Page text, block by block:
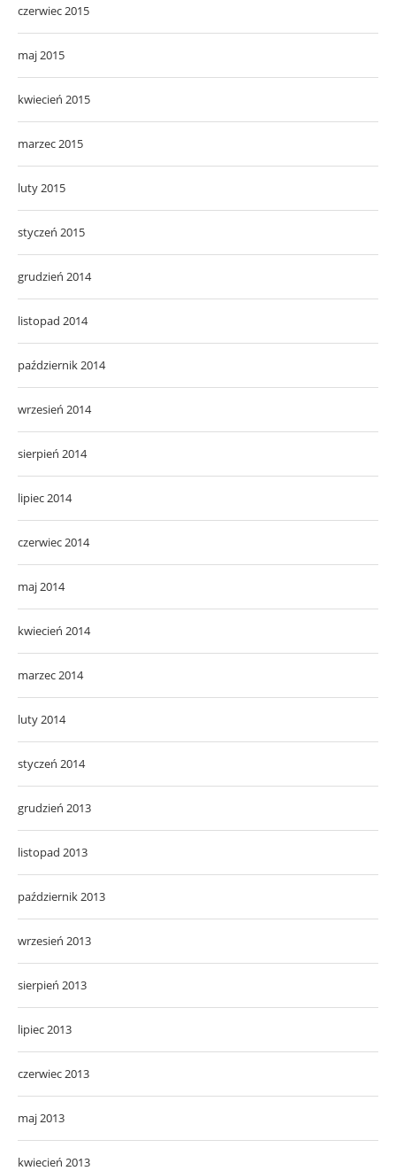
czerwiec 2015
maj 2015
kwiecień 2015
marzec 2015
luty 2015
styczeń 2015
grudzień 2014
listopad 2014
październik 2014
wrzesień 2014
sierpień 2014
lipiec 2014
czerwiec 2014
maj 2014
kwiecień 2014
marzec 2014
luty 2014
styczeń 2014
grudzień 2013
listopad 2013
październik 2013
wrzesień 2013
sierpień 2013
lipiec 2013
czerwiec 2013
maj 2013
kwiecień 2013